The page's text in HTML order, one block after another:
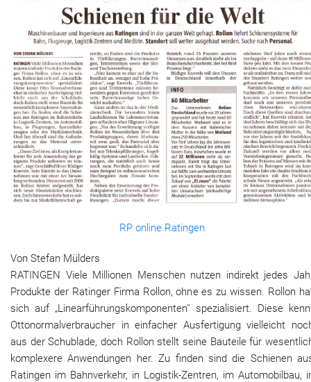
RP online Ratingen
Von Stefan Mülders
RATINGEN Viele Millionen Menschen nutzen indirekt jedes
Produkte der Ratinger Firma Rollon, ohne es zu wissen. Rollon
sich auf „Linearführungskomponenten" spezialisiert. Diese
Ottonormalverbraucher in einfacher Ausfertigung vielleicht
aus der Schublade, doch Rollon stellt seine Bauteile für
komplexere Anwendungen her. Zu finden sind die Schienen
Ratingen im Bahnverkehr, in Logistik-Zentren, im Automobilbau,